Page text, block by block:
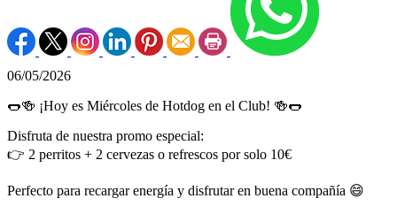
06/05/2026
🌭🍻 ¡Hoy es Miércoles de Hotdog en el Club! 🍻🌭
Disfruta de nuestra promo especial:
👉 2 perritos + 2 cervezas o refrescos por solo 10€
Perfecto para recargar energía y disfrutar en buena compañía 😄